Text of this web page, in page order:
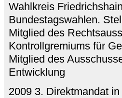
Wahlkreis
Bundestagswahlen.
Mitglied des
Kontrollgremiums für
Mitglied des
Entwicklung
2009 3. Direktmandat